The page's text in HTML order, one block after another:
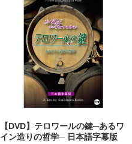
【DVD】テロワールの鍵─あるワ
イン造りの哲学─ 日本語字幕版